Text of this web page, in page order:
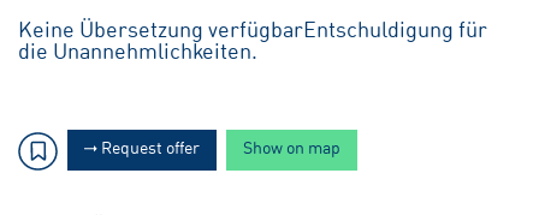
Keine Übersetzung verfügbarEntschuldigung für
die Unannehmlichkeiten.
Request offer Show on map